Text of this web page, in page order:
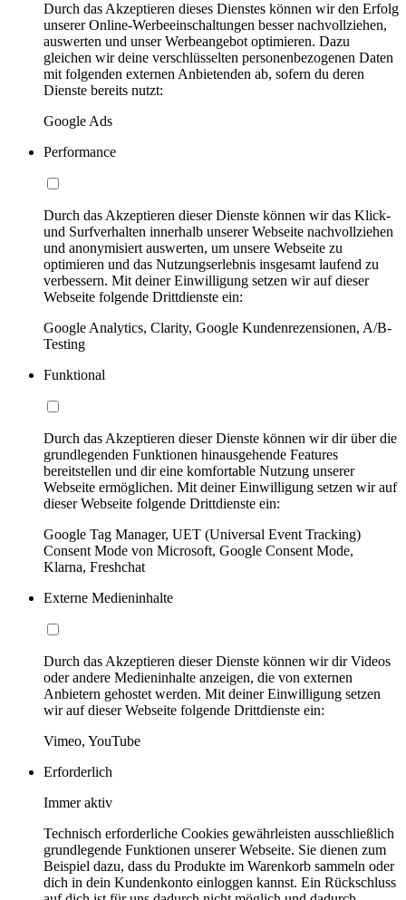
Durch das Akzeptieren dieses Dienstes können wir den Erfolg
unserer Online-Werbeeinschaltungen besser nachvollziehen,
auswerten und unser Werbeangebot optimieren. Dazu
gleichen wir deine verschlüsselten personenbezogenen Daten
mit folgenden externen Anbietenden ab, sofern du deren
Dienste bereits nutzt:
Google Ads
Performance
Durch das Akzeptieren dieser Dienste können wir das Klick-
und Surfverhalten innerhalb unserer Webseite nachvollziehen
und anonymisiert auswerten, um unsere Webseite zu
optimieren und das Nutzungserlebnis insgesamt laufend zu
verbessern. Mit deiner Einwilligung setzen wir auf dieser
Webseite folgende Drittdienste ein:
Google Analytics, Clarity, Google Kundenrezensionen, A/B-
Testing
Funktional
Durch das Akzeptieren dieser Dienste können wir dir über die
grundlegenden Funktionen hinausgehende Features
bereitstellen und dir eine komfortable Nutzung unserer
Webseite ermöglichen. Mit deiner Einwilligung setzen wir auf
dieser Webseite folgende Drittdienste ein:
Google Tag Manager, UET (Universal Event Tracking)
Consent Mode von Microsoft, Google Consent Mode,
Klarna, Freshchat
Externe Medieninhalte
Durch das Akzeptieren dieser Dienste können wir dir Videos
oder andere Medieninhalte anzeigen, die von externen
Anbietern gehostet werden. Mit deiner Einwilligung setzen
wir auf dieser Webseite folgende Drittdienste ein:
Vimeo, YouTube
Erforderlich
Immer aktiv
Technisch erforderliche Cookies gewährleisten ausschließlich
grundlegende Funktionen unserer Webseite. Sie dienen zum
Beispiel dazu, dass du Produkte im Warenkorb sammeln oder
dich in dein Kundenkonto einloggen kannst. Ein Rückschluss